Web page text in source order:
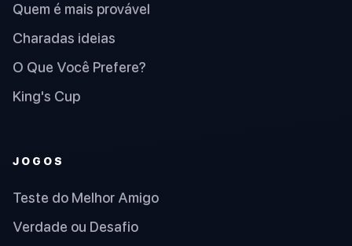
Quem é mais provável
Charadas ideias
O Que Você Prefere?
King's Cup
JOGOS
Teste do Melhor Amigo
Verdade ou Desafio